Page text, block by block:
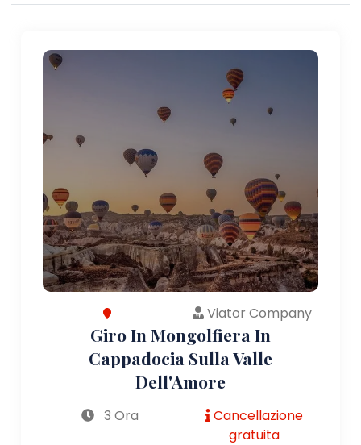
Viator Company
Giro In Mongolfiera In
Cappadocia Sulla Valle
Dell'Amore
3 Ora
Cancellazione
gratuita